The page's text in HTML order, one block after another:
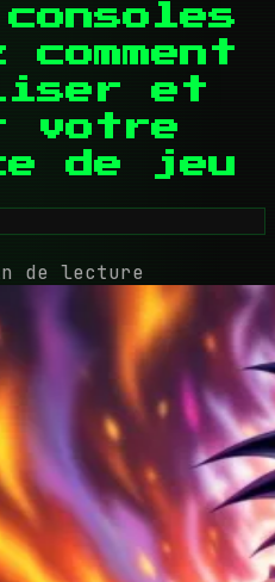
consoles
comment
et
votre
de jeu
de lecture